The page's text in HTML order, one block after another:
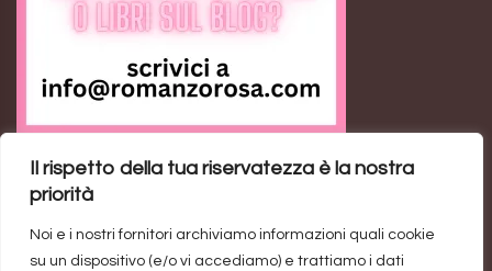
Il rispetto della tua riservatezza è la nostra
priorità
Noi e i nostri fornitori archiviamo informazioni quali cookie
su un dispositivo (e/o vi accediamo) e trattiamo i dati
Feed RSS
Ann the Loser: il romance contemporaneo sulla